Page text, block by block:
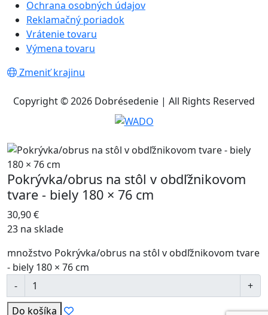
Ochrana osobných údajov
Reklamačný poriadok
Vrátenie tovaru
Výmena tovaru
Zmeniť krajinu
Copyright © 2026 Dobrésedenie | All Rights Reserved
Pokrývka/obrus na stôl v obdľžnikovom
tvare - biely 180 × 76 cm
30,90€
23 na sklade
množstvo Pokrývka/obrus na stôl v obdľžnikovom tvare
- biely 180 × 76 cm
Do košíka